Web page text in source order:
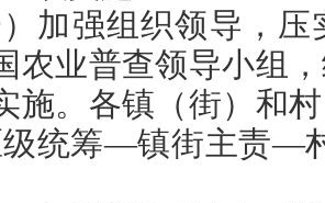
）加强组织领导，
农业普查领导小组
施。各镇（街）和
级统筹—镇街主责—